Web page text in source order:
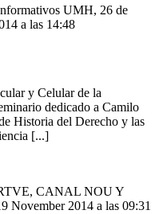
UMH, 26 de
a las 14:48
y Celular de la
dedicado a Camilo
Historia del Derecho y las
[...]
CANAL NOU Y
November 2014 a las 09:31